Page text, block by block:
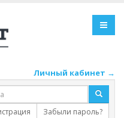
Личный кабинет →
Забыли пароль?